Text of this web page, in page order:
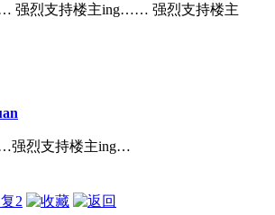
强烈支持楼主ing…… 强烈支持楼主
强烈支持楼主ing…
2